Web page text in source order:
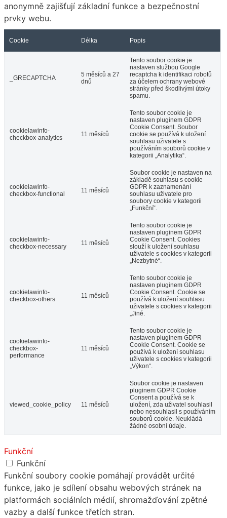
anonymně zajišťují základní funkce a bezpečnostní
prvky webu.
Cookie Délka Popis
_GRECAPTCHA
5 měsíců a 27
dnů
Tento soubor cookie je
nastaven službou Google
recaptcha k identifikaci robotů
za účelem ochrany webové
stránky před škodlivými útoky
spamu.
cookielawinfo-
checkbox-analytics
11 měsíců
Tento soubor cookie je
nastaven pluginem GDPR
Cookie Consent. Soubor
cookie se používá k uložení
souhlasu uživatele s
používáním souborů cookie v
kategorii „Analytika“.
cookielawinfo-
checkbox-functional
11 měsíců
Soubor cookie je nastaven na
základě souhlasu s cookie
GDPR k zaznamenání
souhlasu uživatele pro
soubory cookie v kategorii
„Funkční“.
cookielawinfo-
checkbox-necessary
11 měsíců
Tento soubor cookie je
nastaven pluginem GDPR
Cookie Consent. Cookies
slouží k uložení souhlasu
uživatele s cookies v kategorii
„Nezbytné“.
cookielawinfo-
checkbox-others
11 měsíců
Tento soubor cookie je
nastaven pluginem GDPR
Cookie Consent. Cookie se
používá k uložení souhlasu
uživatele s cookies v kategorii
„Jiné.
cookielawinfo-
checkbox-
performance
11 měsíců
Tento soubor cookie je
nastaven pluginem GDPR
Cookie Consent. Cookie se
používá k uložení souhlasu
uživatele s cookies v kategorii
„Výkon“.
viewed_cookie_policy 11 měsíců
Soubor cookie je nastaven
pluginem GDPR Cookie
Consent a používá se k
uložení, zda uživatel souhlasil
nebo nesouhlasil s používáním
souborů cookie. Neukládá
žádné osobní údaje.
Funkční
Funkční
Funkční soubory cookie pomáhají provádět určité
funkce, jako je sdílení obsahu webových stránek na
platformách sociálních médií, shromažďování zpětné
vazby a další funkce třetích stran.